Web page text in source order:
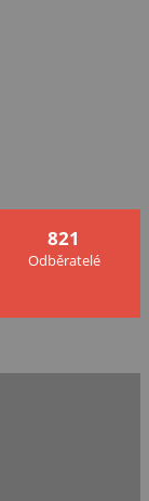
821
Odběratelé